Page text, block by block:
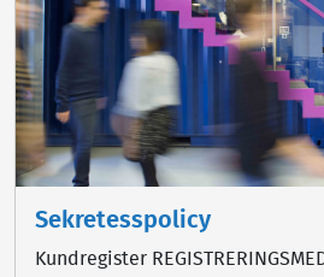
Sekretesspolicy
Kundregister